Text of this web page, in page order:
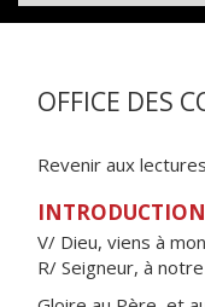
OFFICE DES
Revenir aux
INTRODUCTION
V/ Dieu, viens à
R/ Seigneur, à